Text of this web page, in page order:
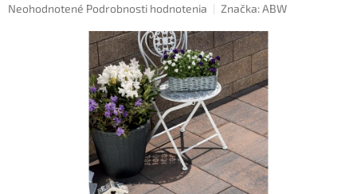
Priemerné
Neohodnotené Podrobnosti hodnotenia Značka:ABW